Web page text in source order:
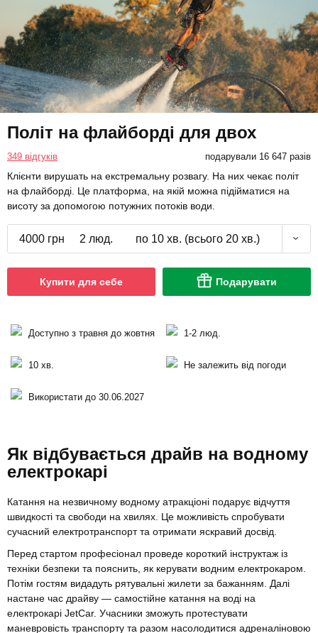
Політ на флайборді для двох
349 відгуків подарували 16 647 разів
Клієнти вирушать на екстремальну розвагу. На них чекає політ
на флайборді. Це платформа, на якій можна підійматися на
висоту за допомогою потужних потоків води.
4000 грн 2 люд. по 10 хв. (всього 20 хв.)
Купити для себе Подарувати
Доступно з травня до жовтня 1-2 люд.
10 хв. Не залежить від погоди
Використати до 30.06.2027
Як відбувається драйв на водному
електрокарі
Катання на незвичному водному атракціоні подарує відчуття
швидкості та свободи на хвилях. Це можливість спробувати
сучасний електротранспорт та отримати яскравий досвід.
Перед стартом професіонал проведе короткий інструктаж із
техніки безпеки та пояснить, як керувати водним електрокаром.
Потім гостям видадуть рятувальні жилети за бажанням. Далі
настане час драйву — самостійне катання на воді на
електрокарі JetCar. Учасники зможуть протестувати
маневровість транспорту та разом насолодитися адреналіновою